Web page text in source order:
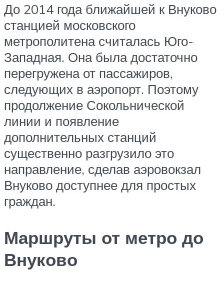
До 2014 года ближайшей к Внуково
станцией московского
метрополитена считалась Юго-
Западная. Она была достаточно
перегружена от пассажиров,
следующих в аэропорт. Поэтому
продолжение Сокольнической
линии и появление
дополнительных станций
существенно разгрузило это
направление, сделав аэровокзал
Внуково доступнее для простых
граждан.
Маршруты от метро до
Внуково